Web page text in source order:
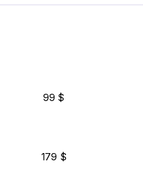
99 $
179 $